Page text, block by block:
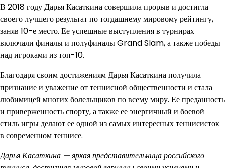
В 2018 году Дарья Касаткина совершила прорыв и достигла
своего лучшего результат по тогдашнему мировому рейтингу,
заняв 10-е место. Ее успешные выступления в турнирах
включали финалы и полуфиналы Grand Slam, а также победы
над игроками из топ-10.
Благодаря своим достижениям Дарья Касаткина получила
признание и уважение от теннисной общественности и стала
любимицей многих болельщиков по всему миру. Ее преданность
и приверженность спорту, а также ее энергичный и боевой
стиль игры делают ее одной из самых интересных теннисисток
в современном теннисе.
Дарья Касаткина — яркая представительница российского